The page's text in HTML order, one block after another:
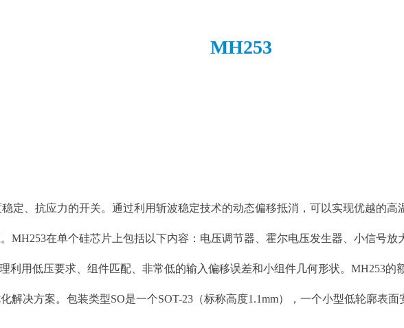
MH253
定、抗应力的开关。通过利用斩波稳定技术的动态偏移抵消，可以实现优越的
MH253在单个硅芯片上包括以下内容：电压调节器、霍尔电压发生器、小信号
利用低压要求、组件匹配、非常低的输入偏移误差和小组件几何形状。MH253
解决方案。包装类型SO是一个SOT-23（标称高度1.1mm），一个小型低轮廓表